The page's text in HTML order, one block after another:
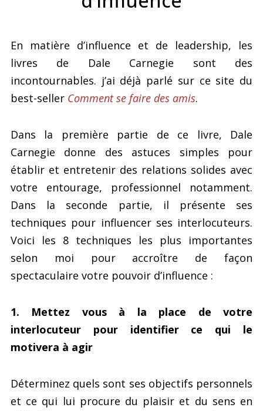
En matière d’influence et de leadership, les
livres de Dale Carnegie sont des
incontournables. j’ai déjà parlé sur ce site du
best-seller Comment se faire des amis.
Dans la première partie de ce livre, Dale
Carnegie donne des astuces simples pour
établir et entretenir des relations solides avec
votre entourage, professionnel notamment.
Dans la seconde partie, il présente ses
techniques pour influencer ses interlocuteurs.
Voici les 8 techniques les plus importantes
selon moi pour accroître de façon
spectaculaire votre pouvoir d’influence :
1. Mettez vous à la place de votre
interlocuteur pour identifier ce qui le
motivera à agir
Déterminez quels sont ses objectifs personnels
et ce qui lui procure du plaisir et du sens en